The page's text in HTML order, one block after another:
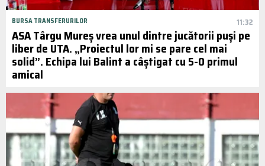
BURSA TRANSFERURILOR 11:32
ASA Târgu Mureș vrea unul dintre jucătorii puși pe
liber de UTA. „Proiectul lor mi se pare cel mai
solid”. Echipa lui Balint a câștigat cu 5-0 primul
amical